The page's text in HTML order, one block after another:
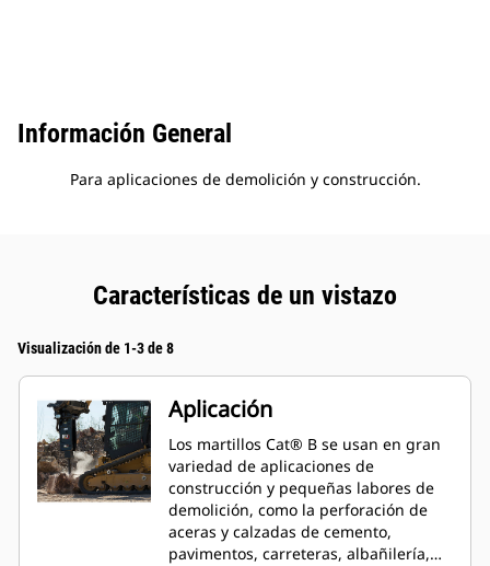
Información General
Para aplicaciones de demolición y construcción.
Características de un vistazo
Visualización de 1-3 de 8
Aplicación
Los martillos Cat® B se usan en gran
variedad de aplicaciones de
construcción y pequeñas labores de
demolición, como la perforación de
aceras y calzadas de cemento,
pavimentos, carreteras, albañilería,